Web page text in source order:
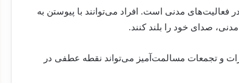
فعالیت‌های مدنی است. افراد می‌توانند با پیوستن به
صدای خود را بلند کنند.
و تجمعات مسالمت‌آمیز می‌تواند نقطه عطفی در